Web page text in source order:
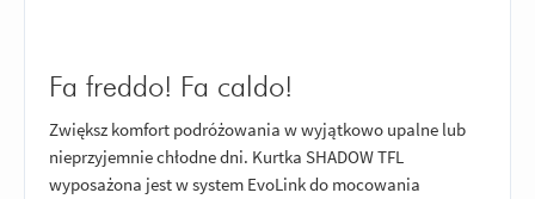
Fa freddo! Fa caldo!
Zwiększ komfort podróżowania w wyjątkowo upalne lub
nieprzyjemnie chłodne dni. Kurtka SHADOW TFL
wyposażona jest w system EvoLink do mocowania